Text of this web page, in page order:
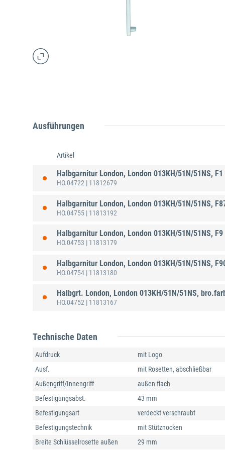
Ausführungen
Artikel
Halbgarnitur London, London 013KH/51N/51NS, F1
HO.04722 | 11812679
Halbgarnitur London, London 013KH/51N/51NS,
HO.04755 | 11813192
Halbgarnitur London, London 013KH/51N/51NS, F9
HO.04753 | 11813179
Halbgarnitur London, London 013KH/51N/51NS,
HO.04754 | 11813180
Halbgrt. London, London 013KH/51N/51NS,
HO.04752 | 11813167
Technische Daten
Aufdruck
mit Logo
Ausf.
mit Rosetten, abschließbar
Außengriff/Innengriff
außen flach
Befestigungsabst.
43 mm
Befestigungsart
verdeckt verschraubt
Befestigungstechnik
mit Stütznocken
Breite Schlüsselrosette außen
29 mm